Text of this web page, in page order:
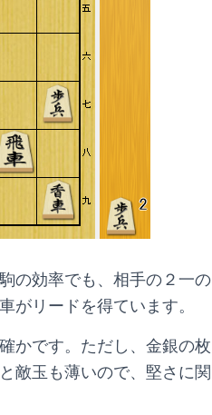
の効率でも、相手の２一の
がリードを得ています。
かです。ただし、金銀の枚
敵玉も薄いので、堅さに関